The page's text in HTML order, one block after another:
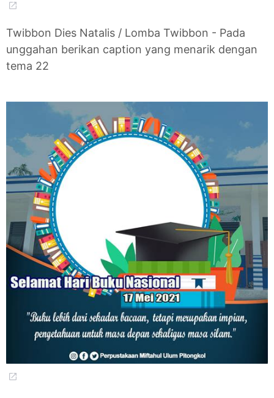
Twibbon Dies Natalis / Lomba Twibbon - Pada
unggahan berikan caption yang menarik dengan
tema 22